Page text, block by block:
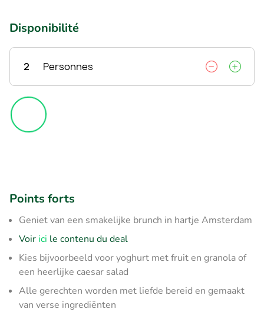
Disponibilité
2 Personnes
Points forts
Geniet van een smakelijke brunch in hartje Amsterdam
Voir ici le contenu du deal
Kies bijvoorbeeld voor yoghurt met fruit en granola of
een heerlijke caesar salad
Alle gerechten worden met liefde bereid en gemaakt
van verse ingrediënten